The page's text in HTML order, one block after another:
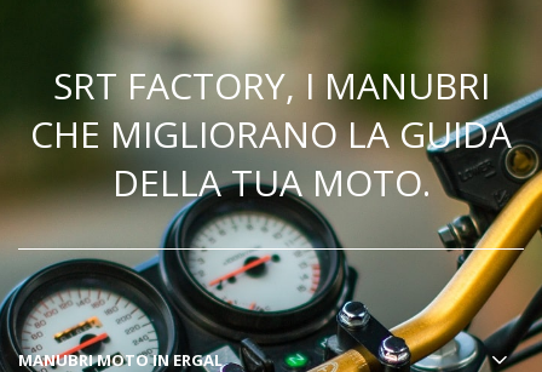
SRT FACTORY, I MANUBRI
CHE MIGLIORANO LA GUIDA
DELLA TUA MOTO.
MANUBRI MOTOIN ERGAL